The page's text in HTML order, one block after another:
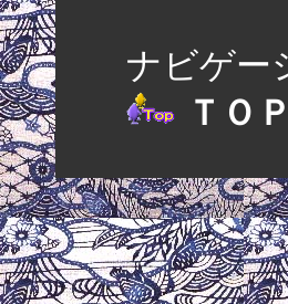
ナビゲーシ
ＴＯ